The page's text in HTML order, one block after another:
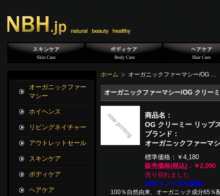
ホーム オーガニックファーマシー/OG …
オーガニックファーマシー/OG クリー
商品名：
OG クリーミー リップ
ブランド：
オーガニックファーマ
標準価格： ￥4,180
販売価格(税込)： ￥2,090
売り切れました
20ポイント(1%進呈)
100％自然由来、オーガニック成分65％
オーガニックファー
マシー
ホイヘンス
リビングネイチャー
アウトレットセール
スキンケア
ボディケア
ヘアケア